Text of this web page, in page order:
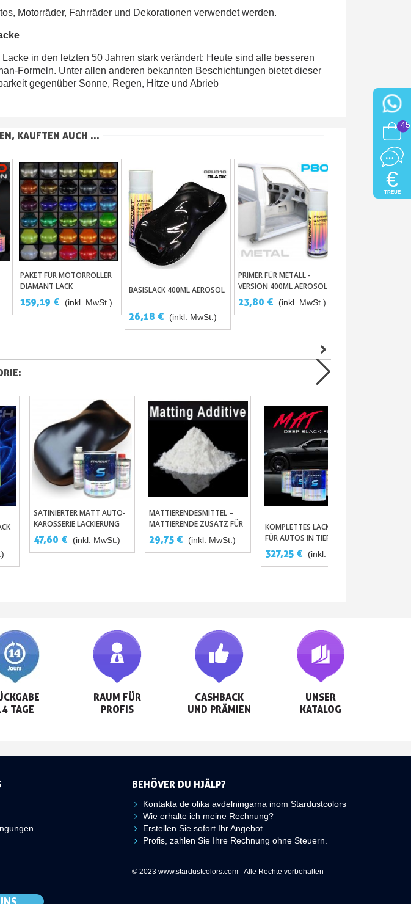
Motorräder, Fahrräder und Dekorationen verwendet werden.
in den letzten 50 Jahren stark verändert: Heute sind alle besseren
Formeln. Unter allen anderen bekannten Beschichtungen bietet dieser
gegenüber Sonne, Regen, Hitze und Abrieb
KAUFTEN AUCH ...
In Den Warenkorb
PAKET FÜR MOTORROLLER
DIAMANT LACK
159,19 € (inkl. MwSt.)
In Den Warenkorb
BASISLACK 400ML AEROSOL
26,18 € (inkl. MwSt.)
In Den Warenkorb
PRIMER FÜR METALL -
VERSION 400ML AEROSOL
23,80 € (inkl. MwSt.)
In Den Warenkorb
SATINIERTER MATT AUTO-
KAROSSERIE LACKIERUNG
ST819 60°
47,60 € (inkl. MwSt.)
In Den Warenkorb
MATTIERENDESMITTEL –
MATTIERENDE ZUSATZ FÜR
LACK UND LACKIERUNGEN
29,75 € (inkl. MwSt.)
In Den Warenkorb
KOMPLETTES LACKIERSET
FÜR AUTOS IN TIEFEM
MATTSCHWARZ
327,25 € (inkl. MwSt.)
TAGE
RAUM FÜR
PROFIS
CASHBACK
UND PRÄMIEN
UNSER
KATALOG
BEHÖVER DU HJÄLP?
Kontakta de olika avdelningarna inom Stardustcolors
Wie erhalte ich meine Rechnung?
Erstellen Sie sofort Ihr Angebot.
Profis, zahlen Sie Ihre Rechnung ohne Steuern.
© 2023 www.stardustcolors.com - Alle Rechte vorbehalten
45
€
TREUE